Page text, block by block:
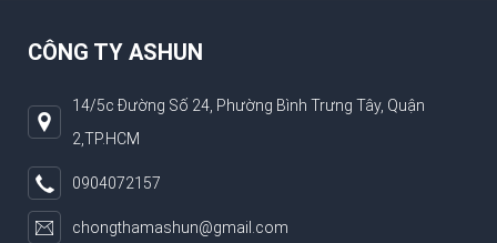
CÔNG TY ASHUN
14/5c Đường Số 24, Phường Bình Trưng Tây, Quận
2,TP.HCM
0904072157
chongthamashun@gmail.com